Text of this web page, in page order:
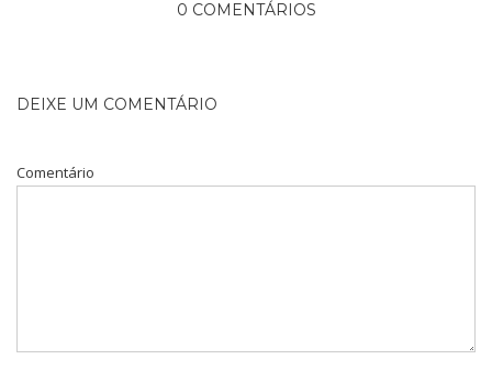
0 COMENTÁRIOS
DEIXE UM COMENTÁRIO
Comentário